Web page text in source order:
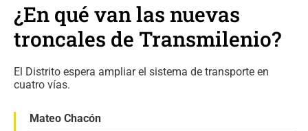
¿En qué van las nuevas
troncales de Transmilenio?
El Distrito espera ampliar el sistema de transporte en
cuatro vías.
Mateo Chacón